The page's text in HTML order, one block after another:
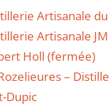
Artisanale
Artisanale JM
Holl (fermée)
–
Dupic